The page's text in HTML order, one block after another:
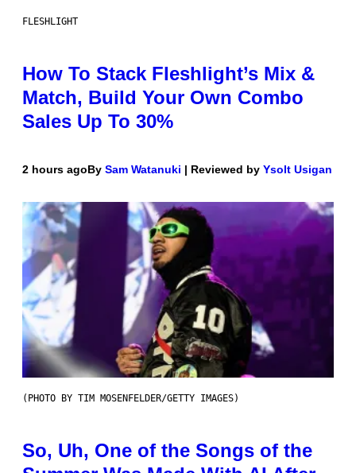
FLESHLIGHT
How To Stack Fleshlight’s Mix &
Match, Build Your Own Combo
Sales Up To 30%
2 hours agoBy Sam Watanuki | Reviewed by Ysolt Usigan
(PHOTO BY TIM MOSENFELDER/GETTY IMAGES)
So, Uh, One of the Songs of the